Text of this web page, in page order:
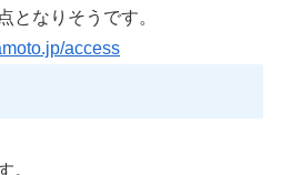
となりそうです。
access
。